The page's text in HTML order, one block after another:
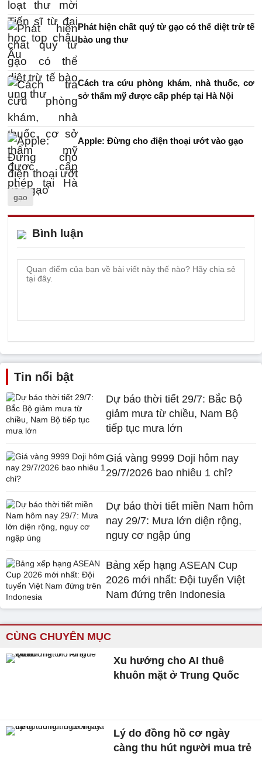
Phát hiện chất quý từ gạo có thể diệt trừ tế
bào ung thư
Cách tra cứu phòng khám, nhà thuốc, cơ
sở thẩm mỹ được cấp phép tại Hà Nội
Apple: Đừng cho điện thoại ướt vào gạo
gạo
Bình luận
Tin nổi bật
Dự báo thời tiết 29/7: Bắc Bộ
giảm mưa từ chiều, Nam Bộ
tiếp tục mưa lớn
Giá vàng 9999 Doji hôm nay
29/7/2026 bao nhiêu 1 chỉ?
Dự báo thời tiết miền Nam hôm
nay 29/7: Mưa lớn diện rộng,
nguy cơ ngập úng
Bảng xếp hạng ASEAN Cup
2026 mới nhất: Đội tuyển Việt
Nam đứng trên Indonesia
CÙNG CHUYÊN MỤC
Xu hướng cho AI thuê
khuôn mặt ở Trung Quốc
Lý do đồng hồ cơ ngày
càng thu hút người mua trẻ